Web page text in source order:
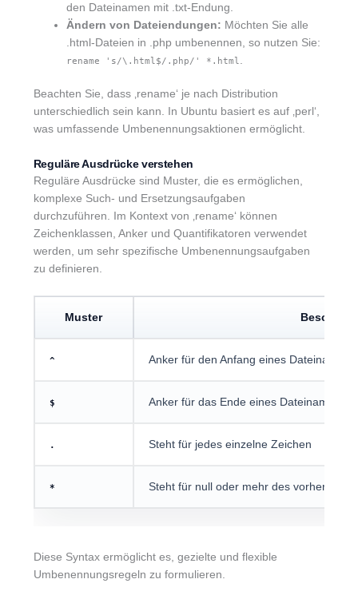
den Dateinamen mit .txt-Endung.
Ändern von Dateiendungen: Möchten Sie alle
.html-Dateien in .php umbenennen, so nutzen Sie:
rename 's/\.html$/.php/' *.html
Beachten Sie, dass ‚rename‘ je nach Distribution
unterschiedlich sein kann. In Ubuntu basiert es auf ‚perl‘,
was umfassende Umbenennungsaktionen ermöglicht.
Reguläre Ausdrücke verstehen
Reguläre Ausdrücke sind Muster, die es ermöglichen,
komplexe Such- und Ersetzungsaufgaben
durchzuführen. Im Kontext von ‚rename‘ können
Zeichenklassen, Anker und Quantifikatoren verwendet
werden, um sehr spezifische Umbenennungsaufgaben
zu definieren.
Muster
^ Anker für den Anfang eines Dateinamens
$ Anker für das Ende eines Dateinamens
. Steht für jedes einzelne Zeichen
* Steht für null oder mehr des vorherigen
Diese Syntax ermöglicht es, gezielte und flexible
Umbenennungsregeln zu formulieren.